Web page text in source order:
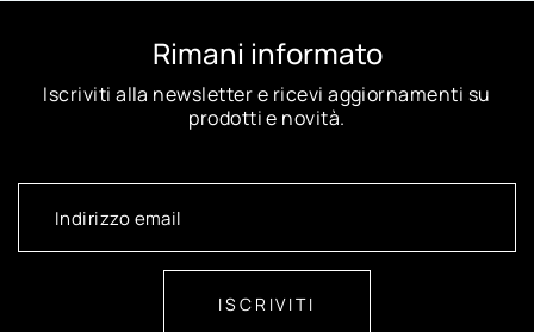
Rimani informato
Iscriviti alla newsletter e ricevi aggiornamenti su
prodotti e novità.
ISCRIVITI